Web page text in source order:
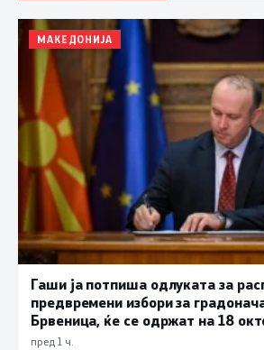
МАКЕДОНИЈА
Гаши ја потпиша одлуката за
предвремени избори за
Брвеница, ќе се одржат на 18
пред 1 ч.